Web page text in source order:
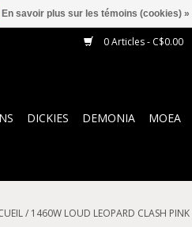
0 Articles - C$0.00
DICKIES DEMONIA MOEA
/ 1460W LOUD LEOPARD CLASH
En savoir plus sur les témoins (cookies) »